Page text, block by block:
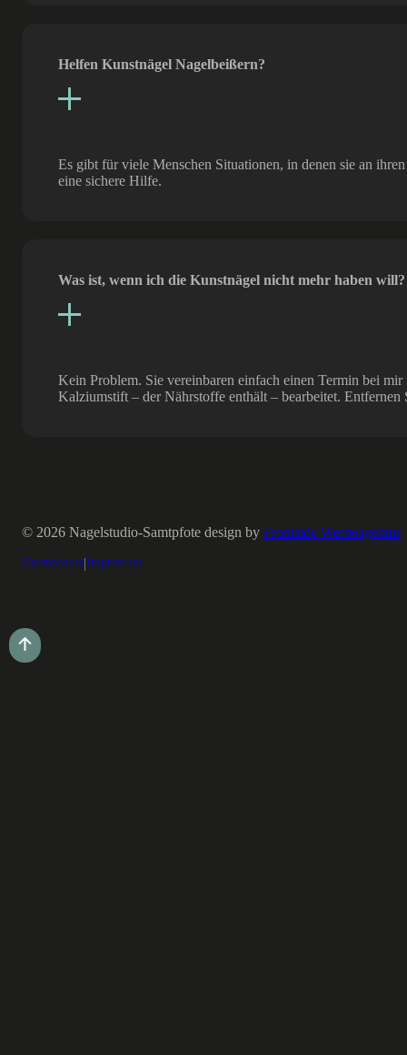
Helfen Kunstnägel Nagelbeißern?
Es gibt für viele Menschen Situationen, in denen sie an
eine sichere Hilfe.
Was ist, wenn ich die Kunstnägel nicht mehr haben will?
Kein Problem. Sie vereinbaren einfach einen Termin bei
Kalziumstift – der Nährstoffe enthält – bearbeitet.
© 2026 Nagelstudio-Samtpfote design by Frontside Werbeagentur
Datenschutz|Impressum